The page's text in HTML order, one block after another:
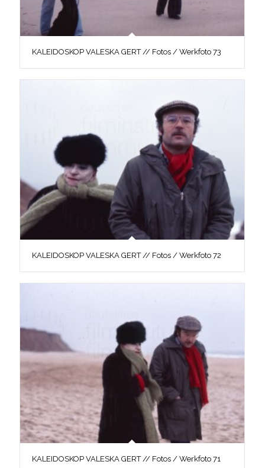
KALEIDOSKOP VALESKA GERT // Fotos / Werkfoto 73
KALEIDOSKOP VALESKA GERT // Fotos / Werkfoto 72
KALEIDOSKOP VALESKA GERT // Fotos / Werkfoto 71